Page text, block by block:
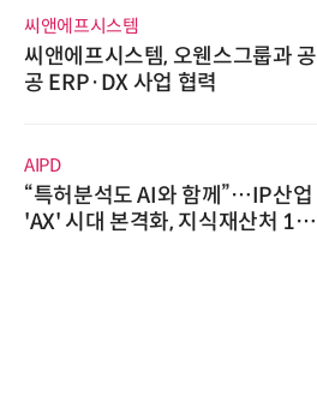
씨앤에프시스템
씨앤에프시스템, 오웬스그룹과 공
공 ERP·DX 사업 협력
AIPD
“특허분석도 AI와 함께”…IP산업
'AX' 시대 본격화, 지식재산처 1호